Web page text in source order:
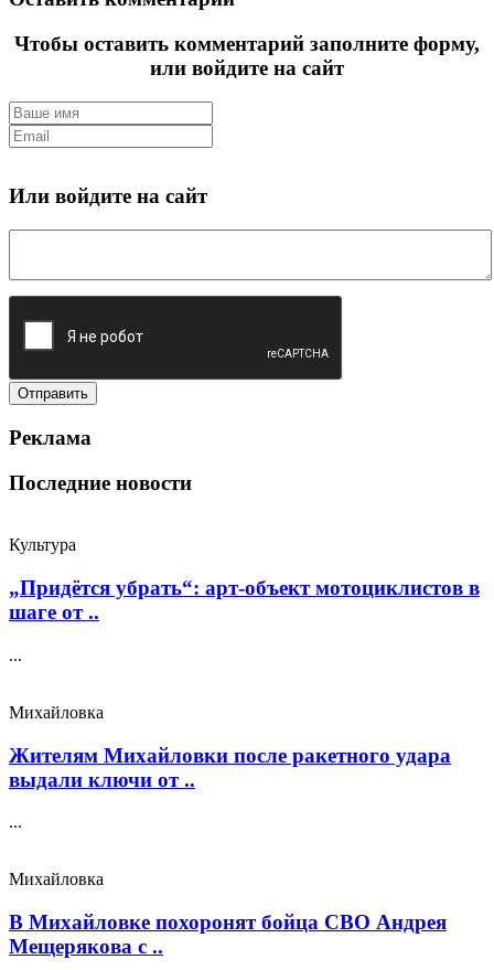
Чтобы оставить комментарий заполните форму,
или войдите на сайт
Или войдите на сайт
Реклама
Последние новости
Культура
„Придётся убрать“: арт‑объект мотоциклистов в
шаге от ..
...
Михайловка
Жителям Михайловки после ракетного удара
выдали ключи от ..
...
Михайловка
В Михайловке похоронят бойца СВО Андрея
Мещерякова с ..